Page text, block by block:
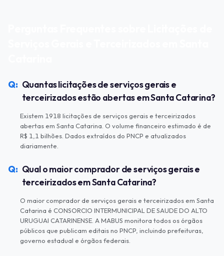
Quantas licitações de serviços gerais e
terceirizados estão abertas em Santa Catarina?
Existem 1918 licitações de serviços gerais e terceirizados
abertas em Santa Catarina. O volume financeiro estimado é de
R$ 1,1 bilhões. Dados extraídos do PNCP e atualizados
diariamente.
Qual o maior comprador de serviços gerais e
terceirizados em Santa Catarina?
O maior comprador de serviços gerais e terceirizados em Santa
Catarina é CONSORCIO INTERMUNICIPAL DE SAUDE DO ALTO
URUGUAI CATARINENSE. A MABUS monitora todos os órgãos
públicos que publicam editais no PNCP, incluindo prefeituras,
governo estadual e órgãos federais.